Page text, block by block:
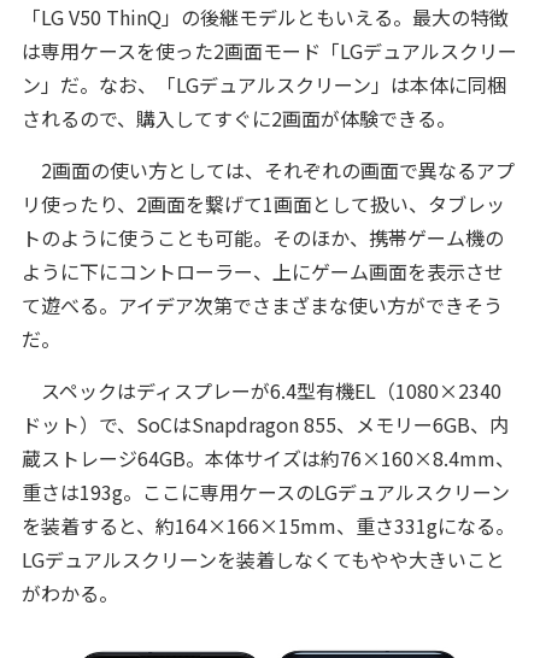
「LG V50 ThinQ」の後継モデルともいえる。最大の特徴
は専用ケースを使った2画面モード「LGデュアルスクリー
ン」だ。なお、「LGデュアルスクリーン」は本体に同梱
されるので、購入してすぐに2画面が体験できる。
2画面の使い方としては、それぞれの画面で異なるアプ
リ使ったり、2画面を繋げて1画面として扱い、タブレッ
トのように使うことも可能。そのほか、携帯ゲーム機の
ように下にコントローラー、上にゲーム画面を表示させ
て遊べる。アイデア次第でさまざまな使い方ができそう
だ。
スペックはディスプレーが6.4型有機EL（1080×2340
ドット）で、SoCはSnapdragon 855、メモリー6GB、内
蔵ストレージ64GB。本体サイズは約76×160×8.4mm、
重さは193g。ここに専用ケースのLGデュアルスクリーン
を装着すると、約164×166×15mm、重さ331gになる。
LGデュアルスクリーンを装着しなくてもやや大きいこと
がわかる。